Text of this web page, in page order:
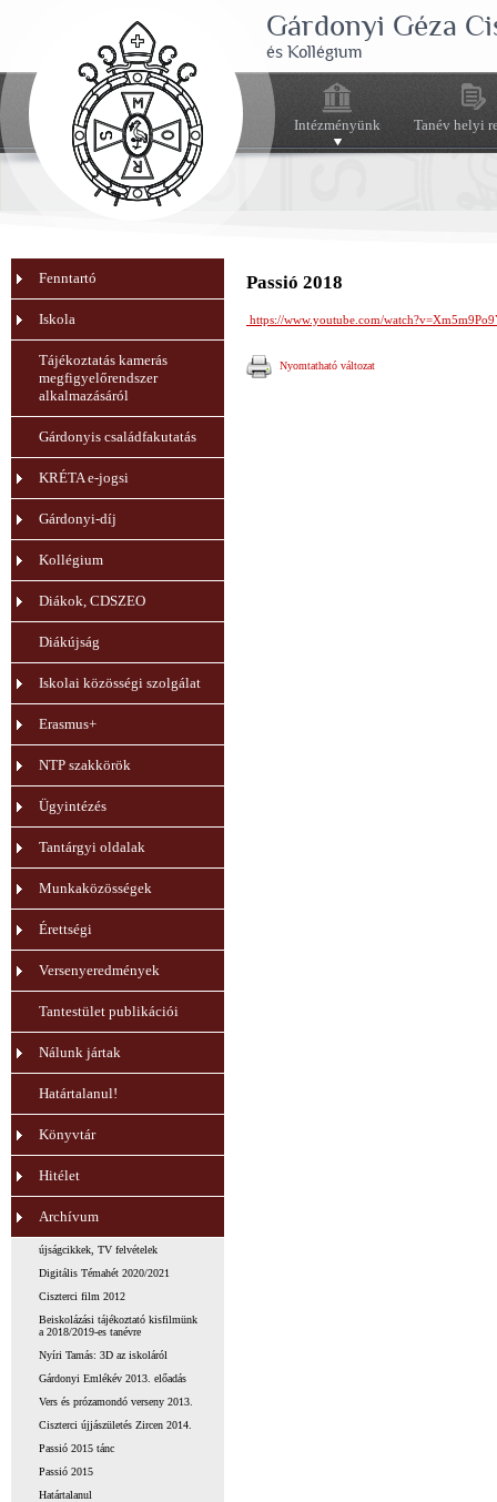
Gárdonyi Géza
és Kollégium
Intézményünk Tanév helyi
Fenntartó
Iskola
Tájékoztatás kamerás
megfigyelőrendszer
alkalmazásáról
Gárdonyis családfakutatás
KRÉTA e-jogsi
Gárdonyi-díj
Kollégium
Diákok, CDSZEO
Diákújság
Iskolai közösségi szolgálat
Erasmus+
NTP szakkörök
Ügyintézés
Tantárgyi oldalak
Munkaközösségek
Érettségi
Versenyeredmények
Tantestület publikációi
Nálunk jártak
Határtalanul!
Könyvtár
Hitélet
Archívum
újságcikkek, TV felvételek
Digitális Témahét 2020/2021
Ciszterci film 2012
Beiskolázási tájékoztató kisfilmünk
a 2018/2019-es tanévre
Nyíri Tamás: 3D az iskoláról
Gárdonyi Emlékév 2013. előadás
Vers és prózamondó verseny 2013.
Ciszterci újjászületés Zircen 2014.
Passió 2015 tánc
Passió 2015
Határtalanul
Passió 2018
https://www.youtube.com/
Nyomtatható változat